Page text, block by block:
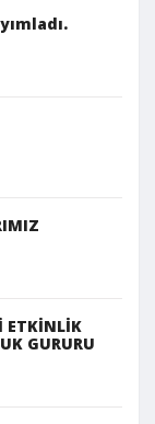
ETKİNLİK
GURURU